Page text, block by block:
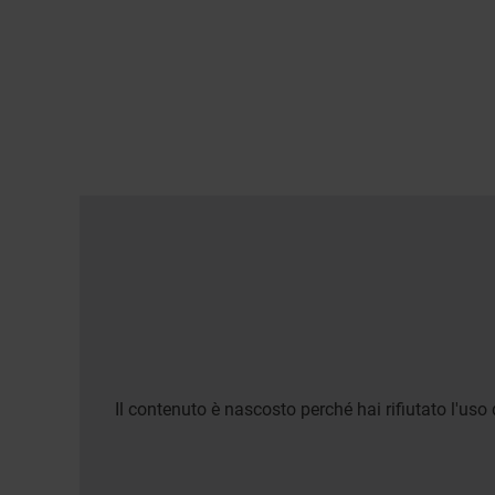
Il contenuto è nascosto perché hai rifiutato